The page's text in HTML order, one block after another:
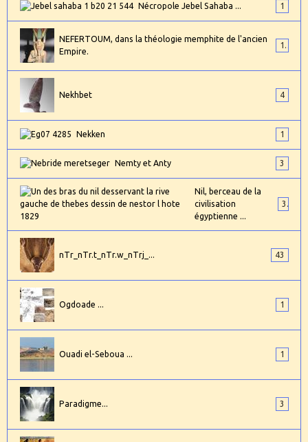
Nécropole Jebel Sahaba ... 1
NEFERTOUM, dans la théologie memphite de l'ancien
Empire.
1
Nekhbet 4
Nekken 1
Nemty et Anty 3
Nil, berceau de la
civilisation
égyptienne ...
3
nTr_nTr.t_nTr.w_nTrj_... 43
Ogdoade ... 1
Ouadi el-Seboua ... 1
Paradigme... 3